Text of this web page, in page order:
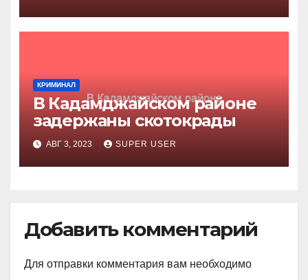
КРИМИНАЛ
В Кадамджайском районе
задержаны скотокрады
АВГ 3, 2023 SUPER USER
Добавить комментарий
Для отправки комментария вам необходимо